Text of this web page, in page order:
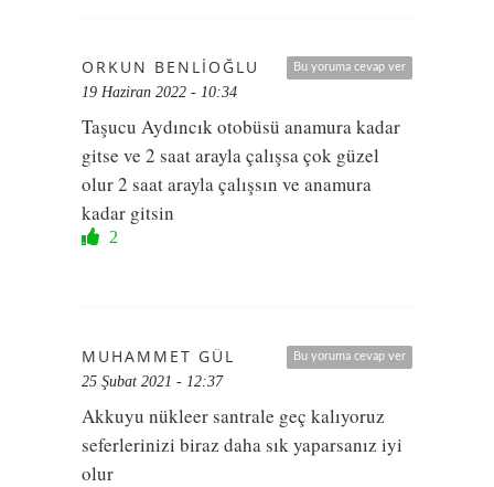
Bu yoruma cevap ver
ORKUN BENLIOĞLU
19 Haziran 2022 - 10:34
Taşucu Aydıncık otobüsü anamura kadar
gitse ve 2 saat arayla çalışsa çok güzel
olur 2 saat arayla çalışsın ve anamura
kadar gitsin
2
Bu yoruma cevap ver
MUHAMMET GÜL
25 Şubat 2021 - 12:37
Akkuyu nükleer santrale geç kalıyoruz
seferlerinizi biraz daha sık yaparsanız iyi
olur